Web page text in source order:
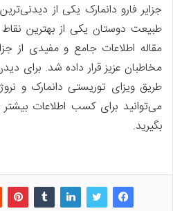
جزایر فارو دانمارک یکی از
طبیعت دوستان یکی از بهترین
مقاله اطلاعات جامع و مفیدی از
مخاطبان عزیز قرار داده شد. برای
طریق ویزای توریستی دانمارک و
می‌توانید برای کسب اطلاعات
بگیرید.